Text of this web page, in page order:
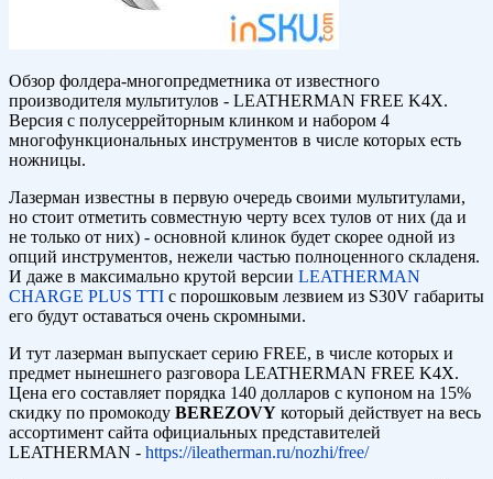
Обзор фолдера-многопредметника от известного
производителя мультитулов - LEATHERMAN FREE K4X.
Версия с полусеррейторным клинком и набором 4
многофункциональных инструментов в числе которых есть
ножницы.
Лазерман известны в первую очередь своими мультитулами,
но стоит отметить совместную черту всех тулов от них (да и
не только от них) - основной клинок будет скорее одной из
опций инструментов, нежели частью полноценного складеня.
И даже в максимально крутой версии LEATHERMAN
CHARGE PLUS TTI с порошковым лезвием из S30V габариты
его будут оставаться очень скромными.
И тут лазерман выпускает серию FREE, в числе которых и
предмет нынешнего разговора LEATHERMAN FREE K4X.
Цена его составляет порядка 140 долларов с купоном на 15%
скидку по промокоду BEREZOVY который действует на весь
ассортимент сайта официальных представителей
LEATHERMAN - https://ileatherman.ru/nozhi/free/